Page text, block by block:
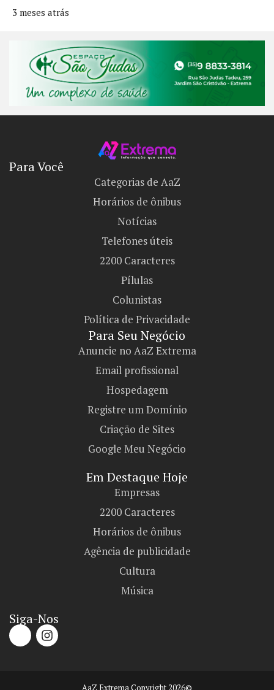
3 meses atrás
Para Você
Categorias de AaZ
Horários de ônibus
Notícias
Telefones úteis
2200 Caracteres
Pílulas
Colunistas
Política de Privacidade
Para Seu Negócio​
Anuncie no AaZ Extrema
Email profissional
Hospedagem
Registre um Domínio
Criação de Sites
Google Meu Negócio
Em Destaque Hoje
Empresas
2200 Caracteres
Horários de ônibus
Agência de publicidade
Cultura
Música
Siga-Nos
AaZ Extrema Copyright 2026©